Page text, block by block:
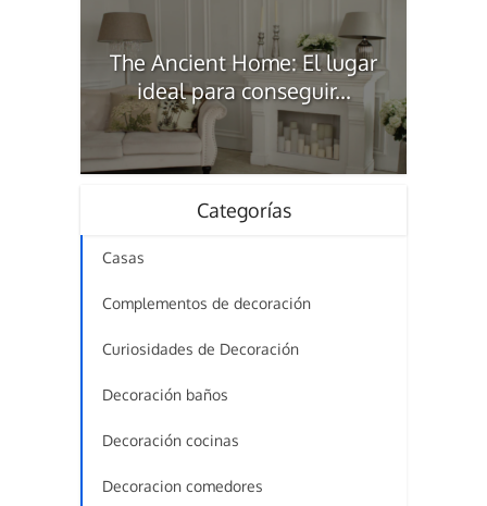
The Ancient Home: El lugar
ideal para conseguir...
Categorías
Casas
Complementos de decoración
Curiosidades de Decoración
Decoración baños
Decoración cocinas
Decoracion comedores